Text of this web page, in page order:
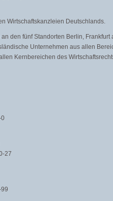
Wirtschaftskanzleien Deutschlands.
den fünf Standorten Berlin, Frankfurt
Unternehmen aus allen
Kernbereichen des
0
27